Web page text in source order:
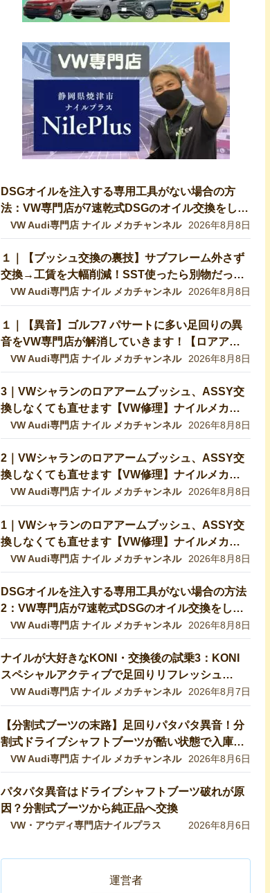
DSGオイルを注入する専用工具がない場合の方
法：VW専門店が7速乾式DSGのオイル交換をして
いきます！DQ200【VW修理】
VW Audi専門店 ナイル メカチャンネル 2026年8月8日
１｜【ブッシュ交換の裏技】サブフレーム外さず
交換→工賃を大幅削減！SST使ったら別物だった
｜VW 9NポロGTI【VW Audiの修理・整備】
VW Audi専門店 ナイル メカチャンネル 2026年8月8日
１｜【異音】ゴルフ7 パサートに多い足回りの異
音をVW専門店が解消していきます！【ロアアー
ムブッシュ】
VW Audi専門店 ナイル メカチャンネル 2026年8月8日
3｜VWシャランのロアアームブッシュ、ASSY交
換しなくても直せます【VW修理】ナイルメカチ
ャンネル切り抜き
VW Audi専門店 ナイル メカチャンネル 2026年8月8日
2｜VWシャランのロアアームブッシュ、ASSY交
換しなくても直せます【VW修理】ナイルメカチ
ャンネル切り抜き
VW Audi専門店 ナイル メカチャンネル 2026年8月8日
1｜VWシャランのロアアームブッシュ、ASSY交
換しなくても直せます【VW修理】ナイルメカチ
ャンネル切り抜き
VW Audi専門店 ナイル メカチャンネル 2026年8月8日
DSGオイルを注入する専用工具がない場合の方法
2：VW専門店が7速乾式DSGのオイル交換をして
いきます！DQ200【VW修理】
VW Audi専門店 ナイル メカチャンネル 2026年8月8日
ナイルが大好きなKONI・交換後の試乗3：KONI
スペシャルアクティブで足回りリフレッシュ
【VW修理・メンテ】
VW Audi専門店 ナイル メカチャンネル 2026年8月7日
【分割式ブーツの末路】足回りパタパタ異音！分
割式ドライブシャフトブーツが酷い状態で入庫し
ました！純正ブーツに交換修理します【VW 9Nポ
ロ】
VW Audi専門店 ナイル メカチャンネル 2026年8月6日
パタパタ異音はドライブシャフトブーツ破れが原
因？分割式ブーツから純正品へ交換
VW・アウディ専門店ナイルプラス 2026年8月6日
運営者